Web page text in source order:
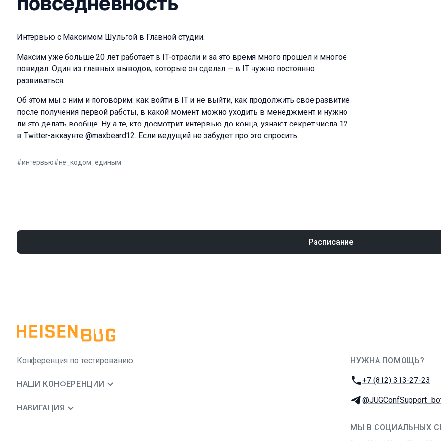
Интервью с Максимом Шульгой в Главной студии.
Максим уже больше 20 лет работает в IT-отрасли и за это время много прошел и многое
повидал. Один из главных выводов, которые он сделал — в IT нужно постоянно
развиваться.
Об этом мы с ним и поговорим: как войти в IT и не выйти, как продолжить свое развитие
после получения первой работы, в какой момент можно уходить в менеджмент и нужно
ли это делать вообще. Ну а те, кто досмотрит интервью до конца, узнают секрет числа 12
в Twitter-аккаунте @maxbeard12. Если ведущий не забудет про это спросить.
#интервью#не_кодом_единым
Расписание
Конференция по тестированию
НАШИ КОНФЕРЕНЦИИ
НАВИГАЦИЯ
НУЖНА ПОМОЩЬ?
Телефон:
+7 (812) 313-27-23
Телеграм:
МЫ В СОЦИАЛЬНЫХ